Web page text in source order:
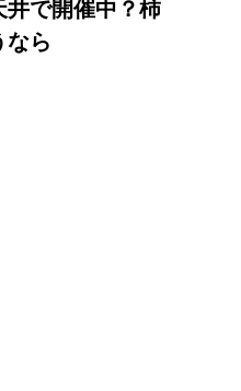
井で開催中？柿
なら